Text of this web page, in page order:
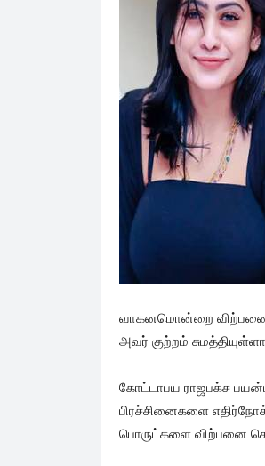
வாகனமொன்றை விற்பனை
அவர் குற்றம்
கோட்டாபய ராஜபக்ச
பிரச்சினைகளை
பொருட்களை விற்பனை